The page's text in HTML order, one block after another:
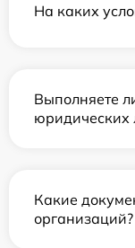
На каких
Выполняете
юридических
Какие
организаций?